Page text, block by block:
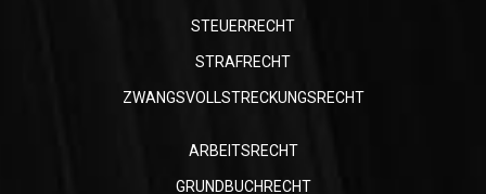
STEUERRECHT
STRAFRECHT
ZWANGSVOLLSTRECKUNGSRECHT
ARBEITSRECHT
GRUNDBUCHRECHT